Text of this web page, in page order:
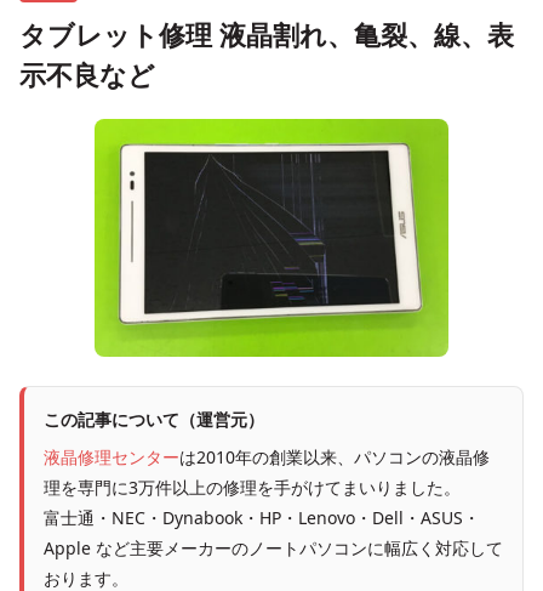
タブレット修理 液晶割れ、亀裂、線、表
示不良など
この記事について（運営元）
液晶修理センターは2010年の創業以来、パソコンの液晶修
理を専門に3万件以上の修理を手がけてまいりました。
富士通・NEC・Dynabook・HP・Lenovo・Dell・ASUS・
Apple など主要メーカーのノートパソコンに幅広く対応して
おります。